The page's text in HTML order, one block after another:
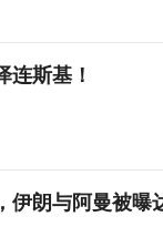
连斯基！
伊朗与阿曼被曝